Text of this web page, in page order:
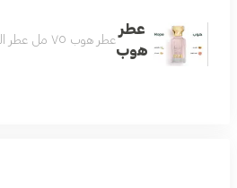
عطر
هوب
عطر هوب ٧٥ مل عطر اللطافة والجمال مميز وجميل بكل معنى رائع وفواح بتكوين فاخر من الياسمين والجريب فروت مع مزيج من المسك الأبيض وخشب الأرز ونفحات لطيفة من العنبر لتتكون منه رائحة منعشة باردة تناسب جميع الأذواق عطر يليق بك